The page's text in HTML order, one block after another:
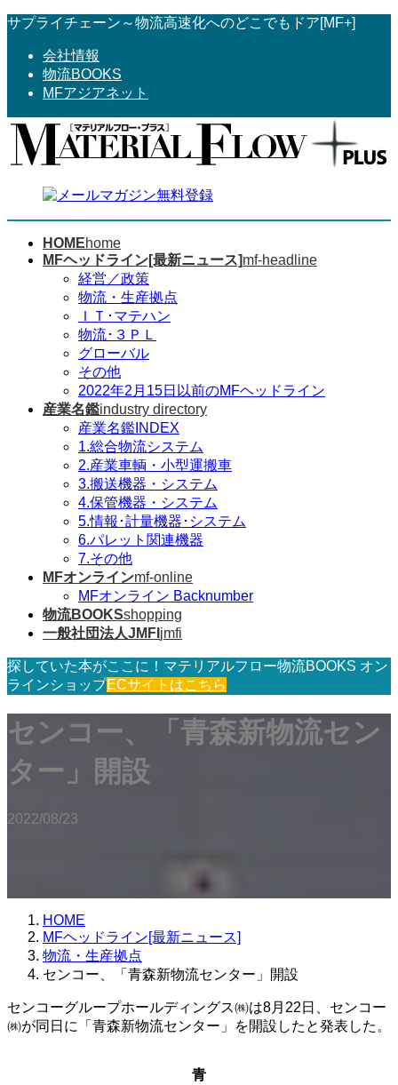
コ
へ
ス
ナ
ョ
ン
サプライチェーン～物流高速化へのどこでもドア[MF+]
会社情報
物流BOOKS
MFアジアネット
HOMEhome
MFヘッドライン[最新ニュース]mf-headline
経営／政策
物流・生産拠点
ＩＴ･マテハン
物流･３ＰＬ
グローバル
その他
2022年2月15日以前のMFヘッドライン
産業名鑑industry directory
産業名鑑INDEX
1.総合物流システム
2.産業車輌・小型運搬車
3.搬送機器・システム
4.保管機器・システム
5.情報･計量機器･システム
6.パレット関連機器
7.その他
MFオンラインmf-online
MFオンライン Backnumber
物流BOOKSshopping
一般社団法人JMFI jmfi
探していた本がここに！マテリアルフロー物流BOOKS オン
ラインショップECサイトはこちら
センコー、「青森新物流セン
ター」開設
2022/08/23
HOME
MFヘッドライン[最新ニュース]
物流・生産拠点
センコー、「青森新物流センター」開設
センコーグループホールディングス㈱は8月22日、センコー
㈱が同日に「青森新物流センター」を開設したと発表した。
青